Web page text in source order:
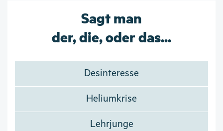
Sagt man
der, die, oder das...
Desinteresse
Heliumkrise
Lehrjunge